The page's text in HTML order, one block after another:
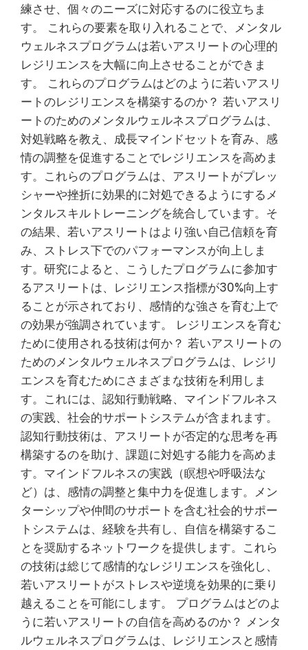
練させ、個々のニーズに対応するのに役立ちま
す。 これらの要素を取り入れることで、メンタル
ウェルネスプログラムは若いアスリートの心理的
レジリエンスを大幅に向上させることができま
す。 これらのプログラムはどのように若いアスリ
ートのレジリエンスを構築するのか？ 若いアスリ
ートのためのメンタルウェルネスプログラムは、
対処戦略を教え、成長マインドセットを育み、感
情の調整を促進することでレジリエンスを高めま
す。これらのプログラムは、アスリートがプレッ
シャーや挫折に効果的に対処できるようにするメ
ンタルスキルトレーニングを統合しています。そ
の結果、若いアスリートはより強い自己信頼を育
み、ストレス下でのパフォーマンスが向上しま
す。研究によると、こうしたプログラムに参加す
るアスリートは、レジリエンス指標が30%向上す
ることが示されており、感情的な強さを育む上で
の効果が強調されています。 レジリエンスを育む
ために使用される技術は何か？ 若いアスリートの
ためのメンタルウェルネスプログラムは、レジリ
エンスを育むためにさまざまな技術を利用しま
す。これには、認知行動戦略、マインドフルネス
の実践、社会的サポートシステムが含まれます。
認知行動技術は、アスリートが否定的な思考を再
構築するのを助け、課題に対処する能力を高めま
す。マインドフルネスの実践（瞑想や呼吸法な
ど）は、感情の調整と集中力を促進します。メン
ターシップや仲間のサポートを含む社会的サポー
トシステムは、経験を共有し、自信を構築するこ
とを奨励するネットワークを提供します。これら
の技術は総じて感情的なレジリエンスを強化し、
若いアスリートがストレスや逆境を効果的に乗り
越えることを可能にします。 プログラムはどのよ
うに若いアスリートの自信を高めるのか？ メンタ
ルウェルネスプログラムは、レジリエンスと感情